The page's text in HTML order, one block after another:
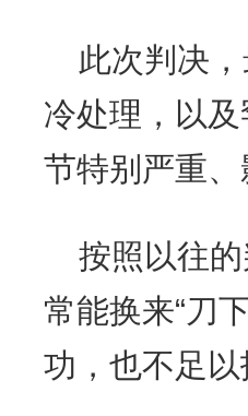
此次判决
冷处理，以
节特别严重
按照以往
常能换来“刀
功，也不足